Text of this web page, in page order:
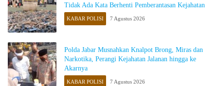
Tidak Ada Kata Berhenti Pemberantasan Kejahatan
KABAR POLISI 7 Agustus 2026
Polda Jabar Musnahkan Knalpot Brong, Miras dan
Narkotika, Perangi Kejahatan Jalanan hingga ke
Akarnya
KABAR POLISI 7 Agustus 2026